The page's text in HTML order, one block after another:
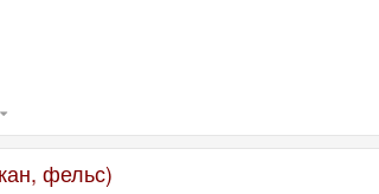
фельс)